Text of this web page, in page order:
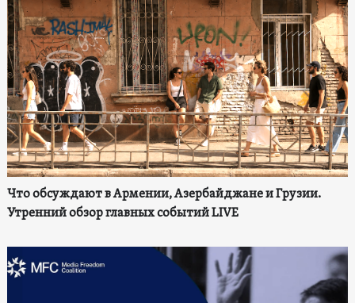
Что обсуждают в Армении, Азербайджане и Грузии.
Утренний обзор главных событий LIVE